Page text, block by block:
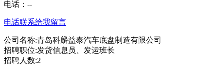
电话： --
电话联系给我留言
公司名称:青岛科麟益泰汽车底盘制造有限公司
招聘职位:发货信息员、发运班长
招聘人数:2